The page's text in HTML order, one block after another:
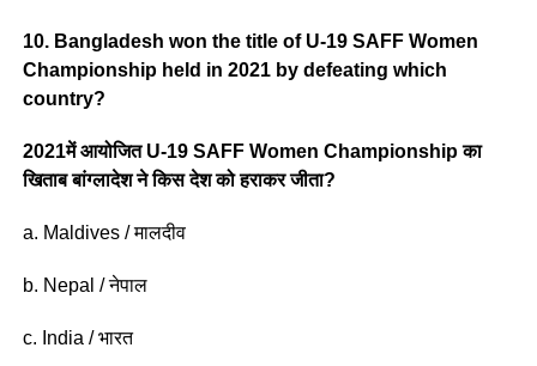
10. Bangladesh won the title of U-19 SAFF Women
Championship held in 2021 by defeating which
country?
2021में आयोजित U-19 SAFF Women Championship का
खिताब बांग्लादेश ने किस देश को हराकर जीता?
a. Maldives / मालदीव
b. Nepal / नेपाल
c. India / भारत